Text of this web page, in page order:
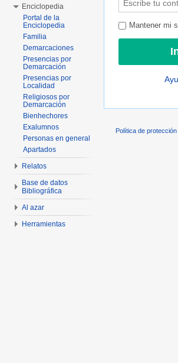
Mantener mi
Enciclopedia
Portal de la
Enciclopedia
Familia
Demarcaciones
Presencias por
Demarcación
Presencias por
Localidad
Religiosos por
Demarcación
Bienhechores
Exalumnos
Personas en general
Apartados
Relatos
Base de datos
Bibliográfica
Al azar
Herramientas
Política de protección